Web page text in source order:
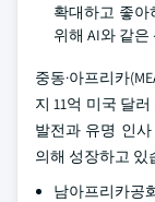
확대하고 좋
위해 AI와 같
중동·아프리카
지 11억 미국 달
발전과 유명 인
의해 성장하고 있
남아프리카공